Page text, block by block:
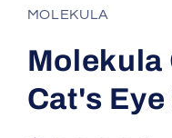
1
in
modale
MOLEKULA
Molekula
Cat's Eye